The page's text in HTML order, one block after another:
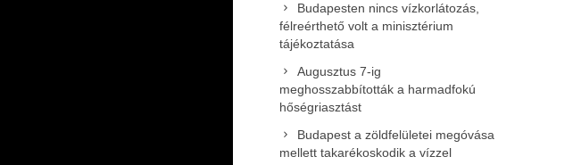
Budapesten nincs vízkorlátozás,
félreérthető volt a minisztérium
tájékoztatása
Augusztus 7-ig
meghosszabbították a harmadfokú
hőségriasztást
Budapest a zöldfelületei megóvása
mellett takarékoskodik a vízzel